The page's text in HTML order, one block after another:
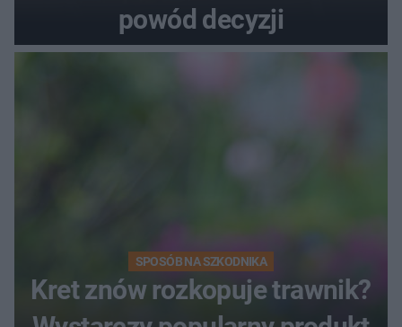
powód decyzji
SPOSÓB NA SZKODNIKA
Kret znów rozkopuje trawnik?